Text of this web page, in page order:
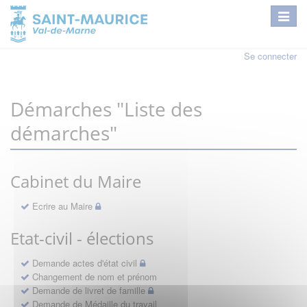
Se connecter
Démarches "Liste des
démarches"
Cabinet du Maire
Ecrire au Maire
Etat-civil - élections
Demande actes d'état civil
Changement de nom et prénom
Demande de livret de famille
Demande de Médaille du travail